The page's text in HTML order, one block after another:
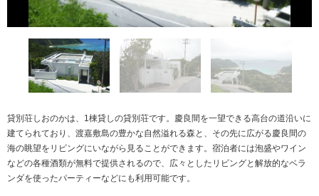
貸別荘しおのかは、1棟貸しの貸別荘です。慶良間を一望できる高台の道沿いに
建てられており、渡嘉敷島の豊かな自然溢れる森と、その先に広がる慶良間の
海の眺望をリビングにいながら見ることができます。宿泊者には泡盛やワイン
などの各種酒類が無料で提供されるので、広々としたリビングと解放的なベラ
ンダを使ったパーティーなどにも利用可能です。